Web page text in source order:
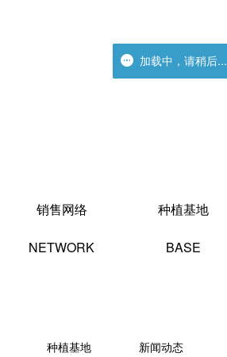
销售网络
NETWORK
种植基地
BASE
种植基地
新闻动态
加载中，请稍后...
加载中，请稍后...